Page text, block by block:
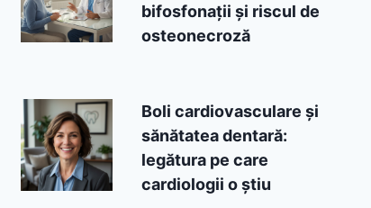
bifosfonații și riscul de
osteonecroză
Boli cardiovasculare și
sănătatea dentară:
legătura pe care
cardiologii o știu